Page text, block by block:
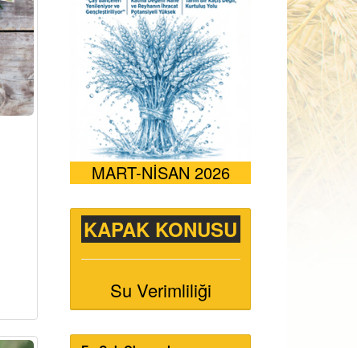
MART-NİSAN 2026
KAPAK KONUSU
Su Verimliliği